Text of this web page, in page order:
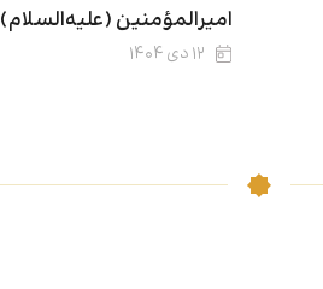
امیرالمؤمنین (علیه‌السلام)
۱۲ دی ۱۴۰۴